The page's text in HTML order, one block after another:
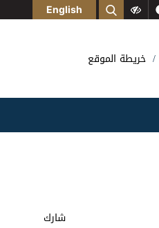
English
خريطة الموقع
شارك